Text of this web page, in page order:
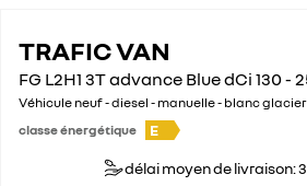
TRAFIC VAN
FG L2H1 3T advance Blue dCi 130 -
Véhicule neuf - diesel - manuelle - blanc glacier
classe énergétique
E
délai moyen de livraison: